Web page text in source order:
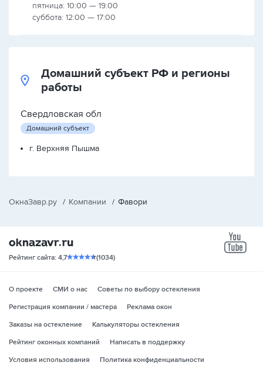
пятница: 10:00 — 19:00
суббота: 12:00 — 17:00
Домашний субъект РФ и регионы
работы
Свердловская обл
Домашний субъект
г. Верхняя Пышма
ОкнаЗавр.ру / Компании / Фавори
Рейтинг сайта: 4,7 (1034)
О проекте СМИ о нас
Советы по выбору остекления
Регистрация компании / мастера
Реклама окон
Заказы на остекление
Калькуляторы остекления
Рейтинг оконных компаний
Написать в поддержку
Условия использования
Политика конфиденциальности